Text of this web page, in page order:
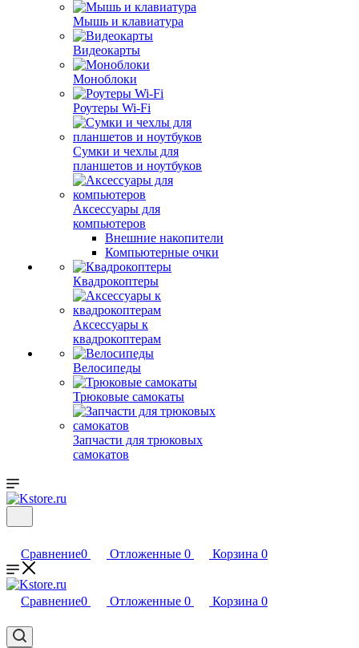
Мышь и клавиатура
Видеокарты
Моноблоки
Роутеры Wi-Fi
Сумки и чехлы для
планшетов и ноутбуков
Аксессуары для
компьютеров
Внешние накопители
Компьютерные очки
Квадрокоптеры
Аксессуары к
квадрокоптерам
Велосипеды
Трюковые самокаты
Запчасти для трюковых
самокатов
Сравнение0 Отложенные 0 Корзина 0
Сравнение0 Отложенные 0 Корзина 0